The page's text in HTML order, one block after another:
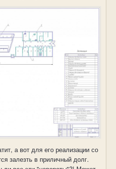
а вот для его реализации со
залезть в приличный долг.